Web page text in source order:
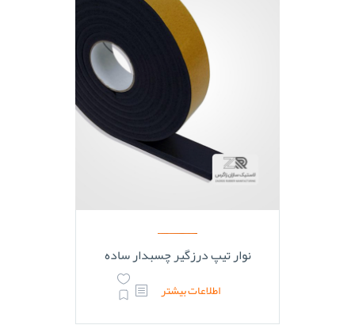
نوار تیپ درزگیر چسبدار ساده
اطلاعات بیشتر